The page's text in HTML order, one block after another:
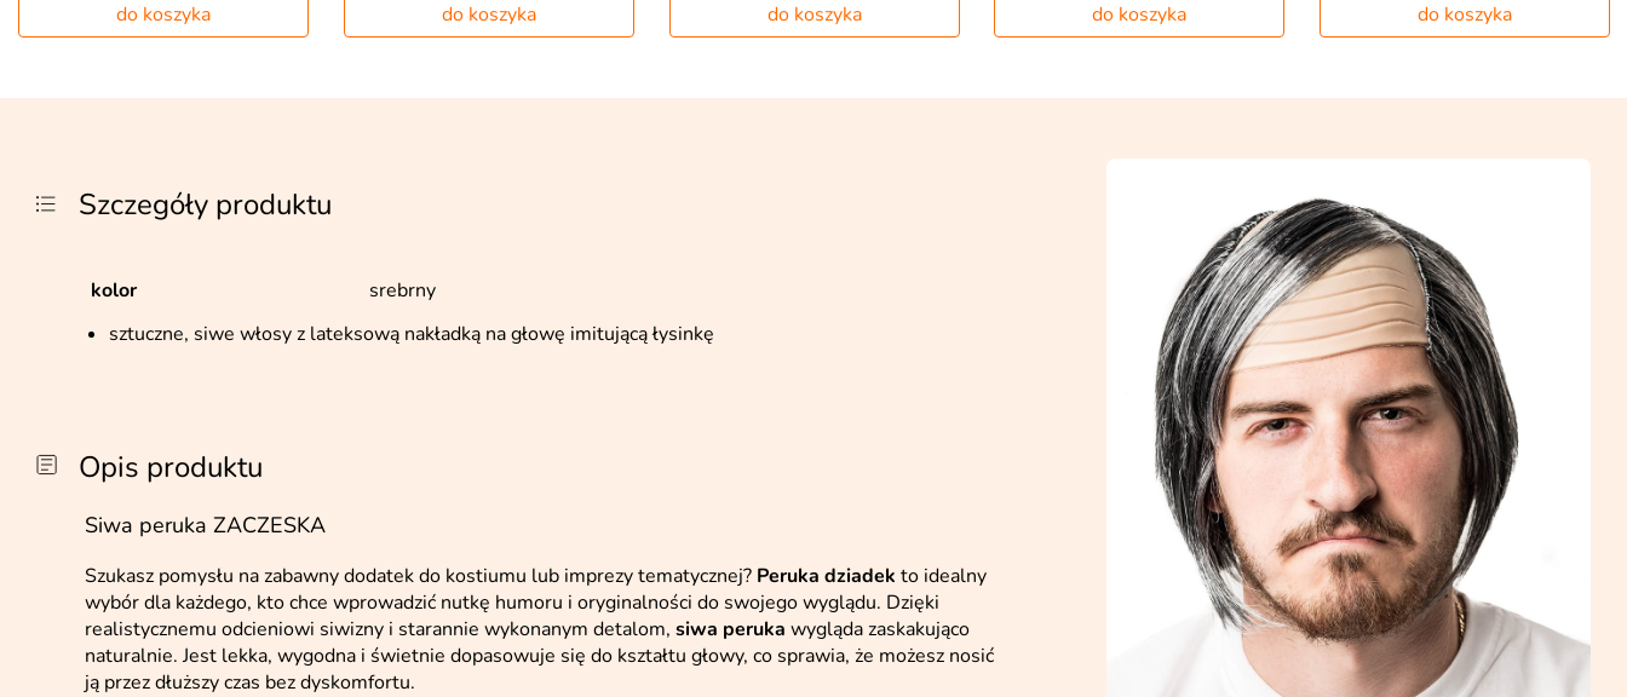
do koszyka do koszyka do koszyka do koszyka do koszyka
Szczegóły produktu
kolor
srebrny
sztuczne, siwe włosy z lateksową nakładką na głowę imitującą łysinkę
Opis produktu
Siwa peruka ZACZESKA
Szukasz pomysłu na zabawny dodatek do kostiumu lub imprezy tematycznej? Peruka dziadek to idealny
wybór dla każdego, kto chce wprowadzić nutkę humoru i oryginalności do swojego wyglądu. Dzięki
realistycznemu odcieniowi siwizny i starannie wykonanym detalom, siwa peruka wygląda zaskakująco
naturalnie. Jest lekka, wygodna i świetnie dopasowuje się do kształtu głowy, co sprawia, że możesz nosić
ją przez dłuższy czas bez dyskomfortu.